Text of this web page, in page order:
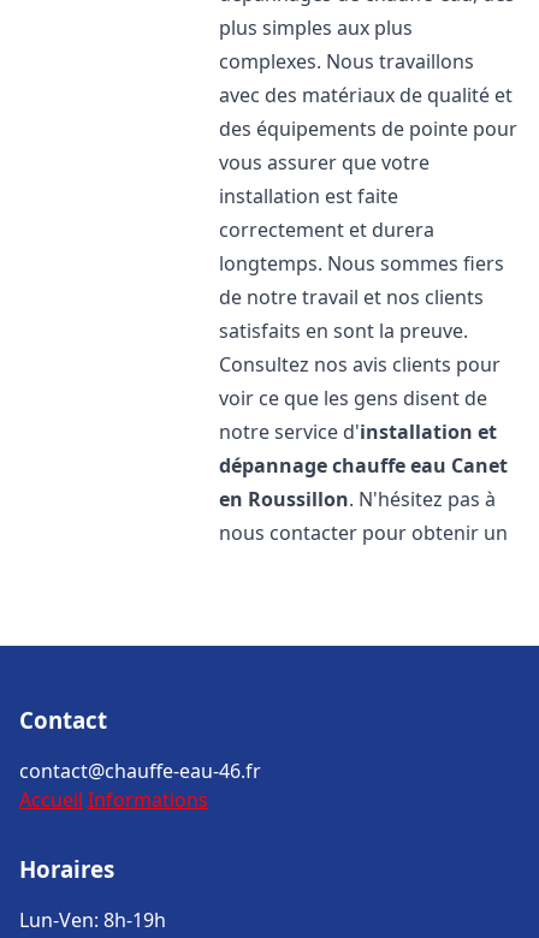
plus simples aux plus
complexes. Nous travaillons
avec des matériaux de qualité et
des équipements de pointe pour
vous assurer que votre
installation est faite
correctement et durera
longtemps. Nous sommes fiers
de notre travail et nos clients
satisfaits en sont la preuve.
Consultez nos avis clients pour
voir ce que les gens disent de
notre service d'installation et
dépannage chauffe eau Canet
en Roussillon. N'hésitez pas à
nous contacter pour obtenir un
Contact
contact@chauffe-eau-46.fr
Accueil Informations
Horaires
Lun-Ven: 8h-19h